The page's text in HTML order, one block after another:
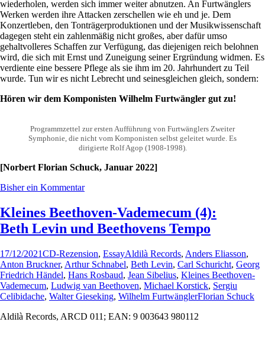
wiederholen, werden sich immer weiter abnutzen. An Furtwänglers
Werken werden ihre Attacken zerschellen wie eh und je. Dem
Konzertleben, den Tonträgerproduktionen und der Musikwissenschaft
dagegen steht ein zahlenmäßig nicht großes, aber dafür umso
gehaltvolleres Schaffen zur Verfügung, das diejenigen reich belohnen
wird, die sich mit Ernst und Zuneigung seiner Ergründung widmen. Es
verdiente eine bessere Pflege als sie ihm im 20. Jahrhundert zu Teil
wurde. Tun wir es nicht Lebrecht und seinesgleichen gleich, sondern:
Hören wir dem Komponisten Wilhelm Furtwängler gut zu!
Programmzettel zur ersten Aufführung von Furtwänglers Zweiter
Symphonie, die nicht vom Komponisten selbst geleitet wurde. Es
dirigierte Rolf Agop (1908-1998).
[Norbert Florian Schuck, Januar 2022]
Bisher ein Kommentar
Kleines Beethoven-Vademecum (4):
Beth Levin und Beethovens Tempo
17/12/2021CD-Rezension, EssayAldilà Records, Anders Eliasson,
Anton Bruckner, Arthur Schnabel, Beth Levin, Carl Schuricht, Georg
Friedrich Händel, Hans Rosbaud, Jean Sibelius, Kleines Beethoven-
Vademecum, Ludwig van Beethoven, Michael Korstick, Sergiu
Celibidache, Walter Gieseking, Wilhelm FurtwänglerFlorian Schuck
Aldilà Records, ARCD 011; EAN: 9 003643 980112